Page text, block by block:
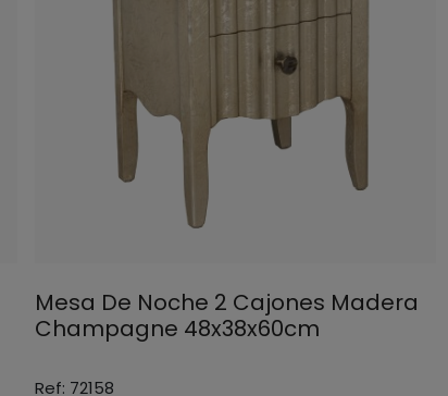
Mesa De Noche 2 Cajones Madera
Champagne 48x38x60cm
Ref: 72158